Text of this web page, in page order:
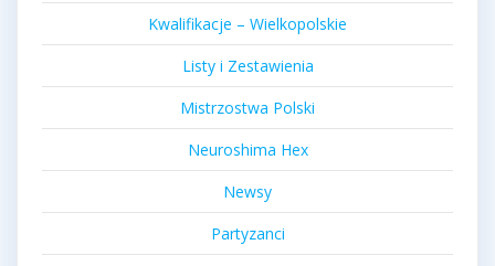
Kwalifikacje – Wielkopolskie
Listy i Zestawienia
Mistrzostwa Polski
Neuroshima Hex
Newsy
Partyzanci